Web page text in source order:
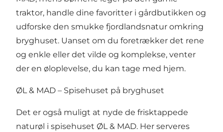
traktor, handle dine favoritter i gårdbutikken og
udforske den smukke fjordlandsnatur omkring
bryghuset. Uanset om du foretrækker det rene
og enkle eller det vilde og komplekse, venter
der en øloplevelse, du kan tage med hjem.
ØL & MAD – Spisehuset på bryghuset
Det er også muligt at nyde de frisktappede
naturøl i spisehuset ØL & MAD. Her serveres